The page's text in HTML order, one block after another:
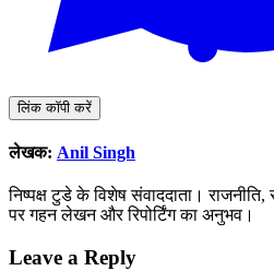
लिंक कॉपी करें
लेखक: Anil Singh
निष्पक्ष टुडे के विशेष संवाददाता।
पर गहन लेखन और रिपोर्टिंग का अनुभव।
Leave a Reply